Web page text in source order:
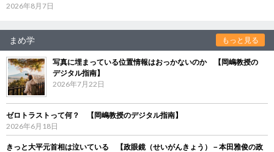
2026年8月7日
まめ学 もっと見る
写真に埋まっている位置情報はおっかないのか 【岡嶋教授の
デジタル指南】
2026年7月22日
ゼロトラストって何？ 【岡嶋教授のデジタル指南】
2026年6月18日
きっと大平元首相は泣いている 【政眼鏡（せいがんきょう）－本田雅俊の政